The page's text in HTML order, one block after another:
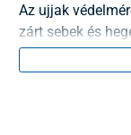
Az ujjak
zárt sebek és